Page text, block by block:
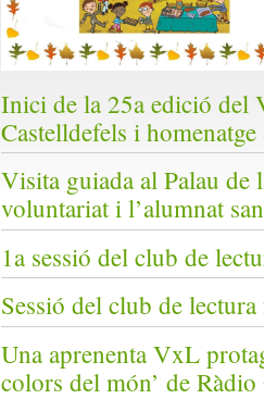
Inici de la 25a edició del
Castelldefels i
Visita guiada al Palau de
voluntariat i l’alumnat
1a sessió del club de
Sessió del club de
Una aprenenta VxL
colors del món’ de Ràdio